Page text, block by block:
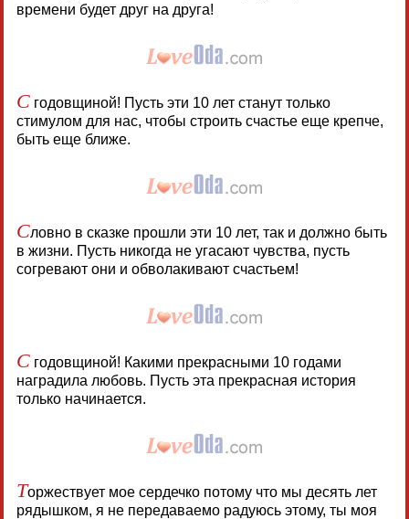
времени будет друг на друга!
Сгодовщиной! Пусть эти 10 лет станут только
стимулом для нас, чтобы строить счастье еще крепче,
быть еще ближе.
Словно в сказке прошли эти 10 лет, так и должно быть
в жизни. Пусть никогда не угасают чувства, пусть
согревают они и обволакивают счастьем!
Сгодовщиной! Какими прекрасными 10 годами
наградила любовь. Пусть эта прекрасная история
только начинается.
Торжествует мое сердечко потому что мы десять лет
рядышком, я не передаваемо радуюсь этому, ты моя